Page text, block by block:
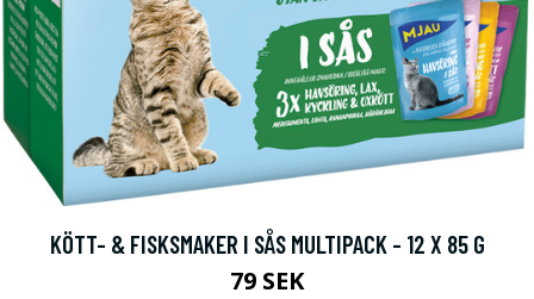
KÖTT- & FISKSMAKER I SÅS MULTIPACK - 12 X 85 G
79 SEK